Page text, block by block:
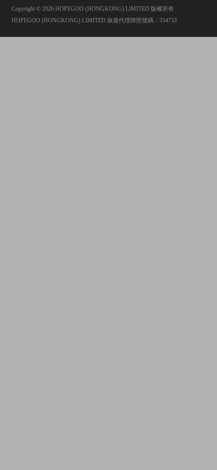
Copyright © 2026 HOPEGOO (HONGKONG) LIMITED 版權所有
HOPEGOO (HONGKONG) LIMITED 旅遊代理牌照號碼：354733